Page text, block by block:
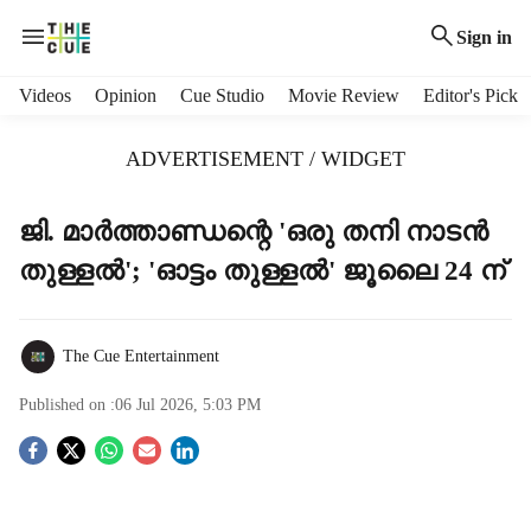
Sign in
Videos Opinion Cue Studio Movie Review Editor's Pick
ADVERTISEMENT / WIDGET
ജി. മാർത്താണ്ഡന്റെ 'ഒരു തനി നാടൻ
തുള്ളൽ'; 'ഓട്ടം തുള്ളൽ' ജൂലൈ 24 ന്
The Cue Entertainment
Published on :06 Jul 2026, 5:03 PM
S